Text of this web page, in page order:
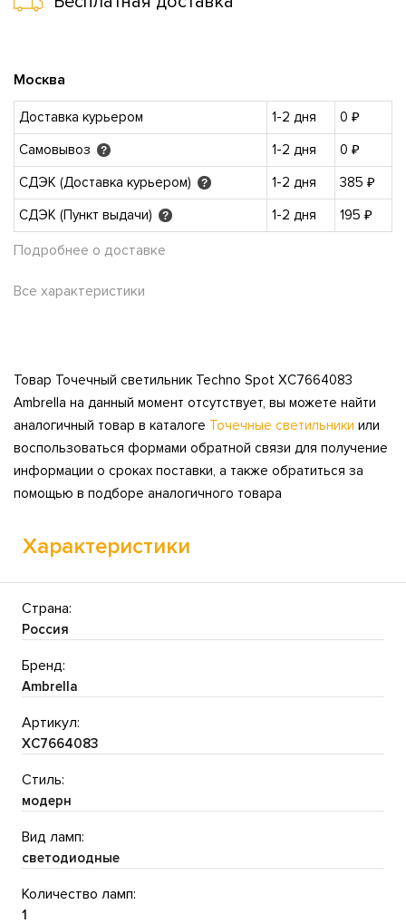
Москва
Доставка курьером 1-2 дня
0 ₽
Самовывоз
? 1-2 дня
0 ₽
СДЭК (Доставка курьером)
? 1-2 дня
385 ₽
СДЭК (Пункт выдачи)
? 1-2 дня 195 ₽
Подробнее о доставке
Все характеристики
Товар Точечный светильник Techno Spot XC7664083
Ambrella на данный момент отсутствует, вы можете найти
аналогичный товар в каталоге Точечные светильники или
воспользоваться формами обратной связи для получение
информации о сроках поставки, а также обратиться за
помощью в подборе аналогичного товара
Характеристики
Страна:
Россия
Бренд:
Ambrella
Артикул:
XC7664083
Стиль:
модерн
Вид ламп:
светодиодные
Количество ламп:
1